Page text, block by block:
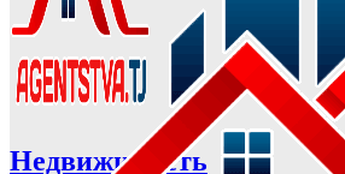
Недвижимость